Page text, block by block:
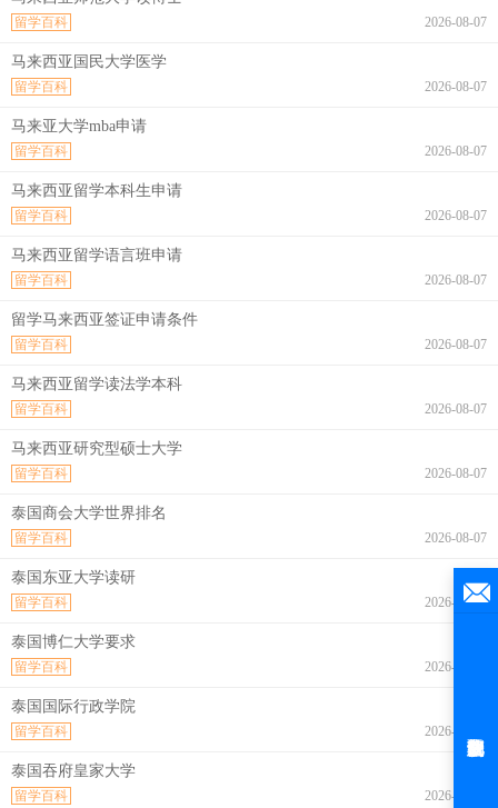
2026-08-07
留学百科
马来西亚国民大学医学
2026-08-07
留学百科
马来亚大学mba申请
2026-08-07
留学百科
马来西亚留学本科生申请
2026-08-07
留学百科
马来西亚留学语言班申请
2026-08-07
留学百科
留学马来西亚签证申请条件
2026-08-07
留学百科
马来西亚留学读法学本科
2026-08-07
留学百科
马来西亚研究型硕士大学
2026-08-07
留学百科
泰国商会大学世界排名
2026-08-07
留学百科
泰国东亚大学读研
2026-08-07
留学百科
泰国博仁大学要求
2026-08-07
留学百科
泰国国际行政学院
2026-08-07
留学百科
泰国吞府皇家大学
2026-08-07
留学百科